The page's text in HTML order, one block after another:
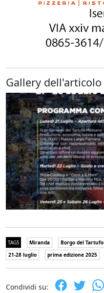
Gallery dell'articolo
TAGS Miranda Borgo del Tartufo
21-28 luglio
prima edizione 2025
Condividi su: